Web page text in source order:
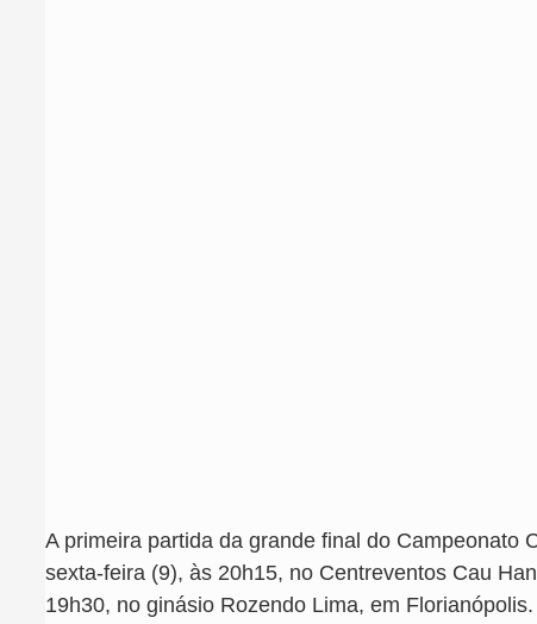
A primeira partida da grande final do Campeonato
sexta-feira (9), às 20h15, no Centreventos Cau
19h30, no ginásio Rozendo Lima, em Florianópolis.